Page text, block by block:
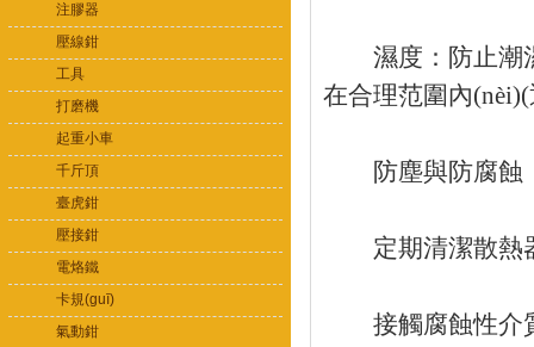
注膠器
壓線鉗
工具
打磨機
起重小車
千斤頂
臺虎鉗
壓接鉗
電烙鐵
卡規(guī)
氣動鉗
濕度：防止潮濕
在合理范圍內
防塵與防腐蝕
定期清潔散熱器
接觸腐蝕性介質